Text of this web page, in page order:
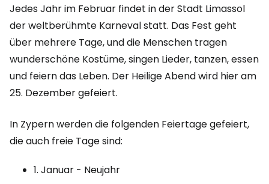
Jedes Jahr im Februar findet in der Stadt Limassol
der weltberühmte Karneval statt. Das Fest geht
über mehrere Tage, und die Menschen tragen
wunderschöne Kostüme, singen Lieder, tanzen, essen
und feiern das Leben. Der Heilige Abend wird hier am
25. Dezember gefeiert.
In Zypern werden die folgenden Feiertage gefeiert,
die auch freie Tage sind:
1. Januar - Neujahr